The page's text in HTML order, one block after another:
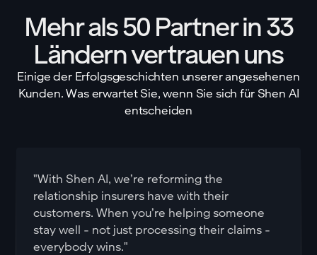
Mehr als 50 Partner in 33
Ländern vertrauen uns
Einige der Erfolgsgeschichten unserer angesehenen
Kunden. Was erwartet Sie, wenn Sie sich für Shen AI
entscheiden
"With Shen AI, we’re reforming the
relationship insurers have with their
customers. When you’re helping someone
stay well - not just processing their claims -
everybody wins."